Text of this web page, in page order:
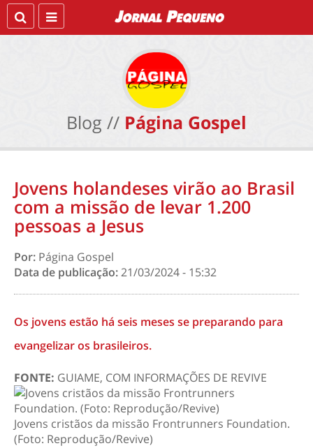
Blog // Página Gospel
Jovens holandeses virão ao Brasil
com a missão de levar 1.200
pessoas a Jesus
Por: Página Gospel
Data de publicação:21/03/2024 - 15:32
Os jovens estão há seis meses se preparando para
evangelizar os brasileiros.
FONTE: GUIAME, COM INFORMAÇÕES DE REVIVE
Jovens cristãos da missão Frontrunners Foundation.
(Foto: Reprodução/Revive)